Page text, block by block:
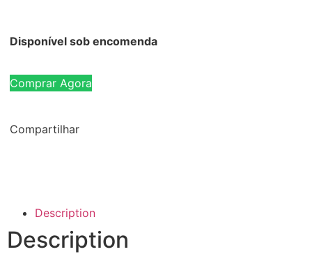
Disponível sob encomenda
Comprar Agora
Compartilhar
Description
Description